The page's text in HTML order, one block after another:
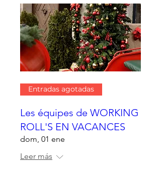
Entradas agotadas
Les équipes de WORKING
ROLL'S EN VACANCES
dom, 01 ene
Leer más